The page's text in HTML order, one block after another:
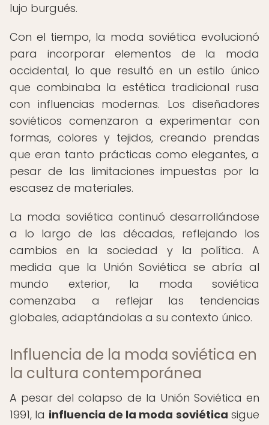
lujo burgués.
Con el tiempo, la moda soviética evolucionó
para incorporar elementos de la moda
occidental, lo que resultó en un estilo único
que combinaba la estética tradicional rusa
con influencias modernas. Los diseñadores
soviéticos comenzaron a experimentar con
formas, colores y tejidos, creando prendas
que eran tanto prácticas como elegantes, a
pesar de las limitaciones impuestas por la
escasez de materiales.
La moda soviética continuó desarrollándose
a lo largo de las décadas, reflejando los
cambios en la sociedad y la política. A
medida que la Unión Soviética se abría al
mundo exterior, la moda soviética
comenzaba a reflejar las tendencias
globales, adaptándolas a su contexto único.
Influencia de la moda soviética en
la cultura contemporánea
A pesar del colapso de la Unión Soviética en
1991, la influencia de la moda soviética sigue